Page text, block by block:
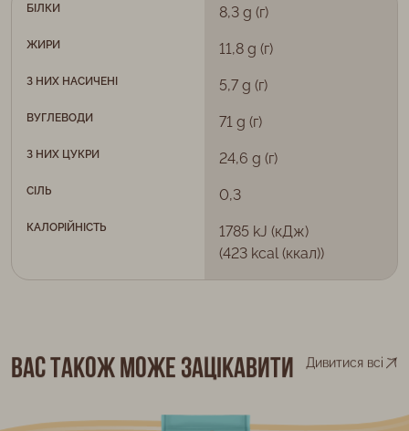
БІЛКИ 8,3 g (г)
ЖИРИ 11,8 g (г)
З НИХ НАСИЧЕНІ 5,7 g (г)
ВУГЛЕВОДИ 71 g (г)
З НИХ ЦУКРИ 24,6 g (г)
СІЛЬ 0,3
КАЛОРІЙНІСТЬ
1785 kJ (кДж)
(423 kcal (ккал))
Вас також може зацікавити Дивитися всі